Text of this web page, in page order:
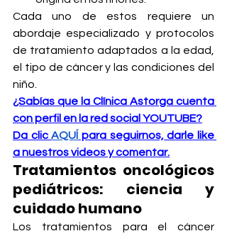
Cada uno de estos requiere un
abordaje especializado y protocolos
de tratamiento adaptados a la edad,
el tipo de cáncer y las condiciones del
niño.
¿Sabías que la Clínica Astorga cuenta
con perfil en la red social YOUTUBE?
Da clic AQUÍ para seguirnos, darle like
a nuestros videos y comentar.
Tratamientos oncológicos
pediátricos: ciencia y
cuidado humano
Los tratamientos para el cáncer